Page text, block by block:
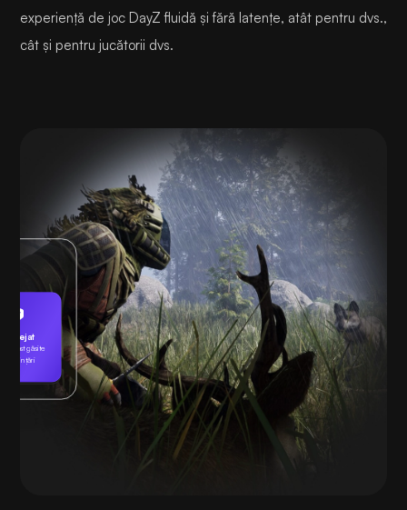
experiență de joc DayZ fluidă și fără latențe, atât pentru dvs.,
cât și pentru jucătorii dvs.
Protejat
au fost găsite
amenințări